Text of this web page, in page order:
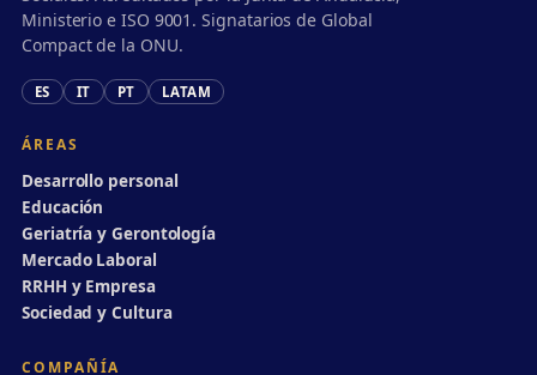
Ministerio e ISO 9001. Signatarios de Global
Compact de la ONU.
ES IT PT LATAM
ÁREAS
Desarrollo personal
Educación
Geriatría y Gerontología
Mercado Laboral
RRHH y Empresa
Sociedad y Cultura
COMPAÑÍA